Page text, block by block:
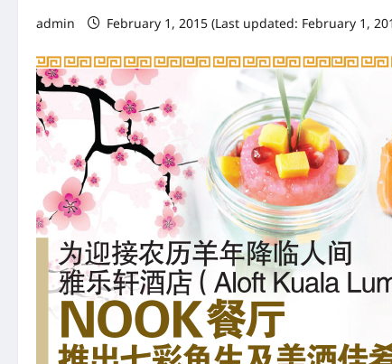
admin February 1, 2015 (Last updated: February 1,